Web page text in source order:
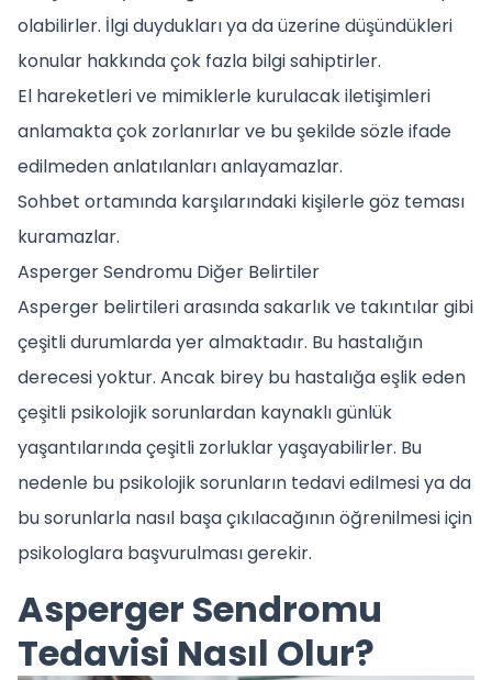
olabilirler. İlgi duydukları ya da üzerine düşündükleri
konular hakkında çok fazla bilgi sahiptirler.
El hareketleri ve mimiklerle kurulacak iletişimleri
anlamakta çok zorlanırlar ve bu şekilde sözle ifade
edilmeden anlatılanları anlayamazlar.
Sohbet ortamında karşılarındaki kişilerle göz teması
kuramazlar.
Asperger Sendromu Diğer Belirtiler
Asperger belirtileri arasında sakarlık ve takıntılar gibi
çeşitli durumlarda yer almaktadır. Bu hastalığın
derecesi yoktur. Ancak birey bu hastalığa eşlik eden
çeşitli psikolojik sorunlardan kaynaklı günlük
yaşantılarında çeşitli zorluklar yaşayabilirler. Bu
nedenle bu psikolojik sorunların tedavi edilmesi ya da
bu sorunlarla nasıl başa çıkılacağının öğrenilmesi için
psikologlara başvurulması gerekir.
Asperger Sendromu
Tedavisi Nasıl Olur?